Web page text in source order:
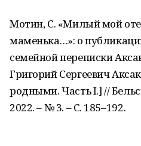
Мотин, С. «Милый мой
маменька…»: о
семейной переписки
Григорий Сергеевич
родными. Часть I.] //
2022. – № 3. – С. 185–192.